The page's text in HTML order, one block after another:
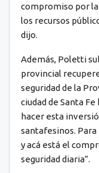
compromiso por
los recursos
dijo.
Además, Poletti
provincial
seguridad de la
ciudad de Santa
hacer esta
santafesinos.
y acá está el
seguridad diaria”.